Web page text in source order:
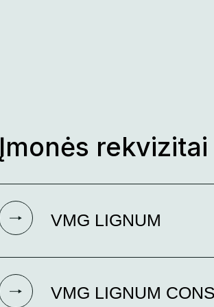
Įmonės rekvizitai
VMG LIGNUM
VMG LIGNUM